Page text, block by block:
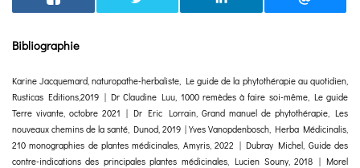
Bibliographie
Karine Jacquemard, naturopathe-herbaliste, Le guide de la phytothérapie au quotidien,
Rusticas Editions,2019 | Dr Claudine Luu, 1000 remèdes à faire soi-même, Le guide
Terre vivante, octobre 2021 | Dr Eric Lorrain, Grand manuel de phytothérapie, Les
nouveaux chemins de la santé, Dunod, 2019 | Yves Vanopdenbosch, Herba Médicinalis,
210 monographies de plantes médicinales, Amyris, 2022 | Dubray Michel, Guide des
contre-indications des principales plantes médicinales, Lucien Souny, 2018 | Morel